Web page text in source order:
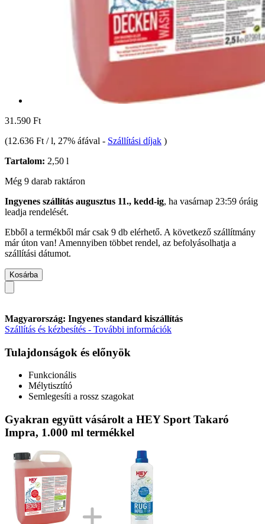
31.590 Ft
(12.636 Ft / l, 27% áfával - Szállítási díjak )
Tartalom: 2,50 l
Még 9 darab raktáron
Ingyenes szállítás augusztus 11., kedd-ig, ha vasárnap 23:59 óráig
leadja rendelését.
Ebből a termékből már csak 9 db elérhető. A következő szállítmány
már úton van! Amennyiben többet rendel, az befolyásolhatja a
szállítási dátumot.
Kosárba
Magyarország: Ingyenes standard kiszállítás
Szállítás és kézbesítés - További információk
Tulajdonságok és előnyök
Funkcionális
Mélytisztító
Semlegesíti a rossz szagokat
Gyakran együtt vásárolt a HEY Sport Takaró
Impra, 1.000 ml termékkel